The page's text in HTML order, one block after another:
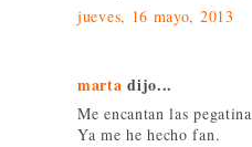
jueves, 16 mayo, 2013
marta dijo...
Me encantan las
Ya me he hecho fan.